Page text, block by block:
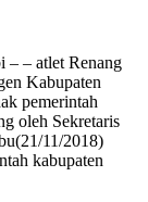
– – atlet Renang
Kabupaten
pemerintah
oleh Sekretaris
11/2018)
kabupaten